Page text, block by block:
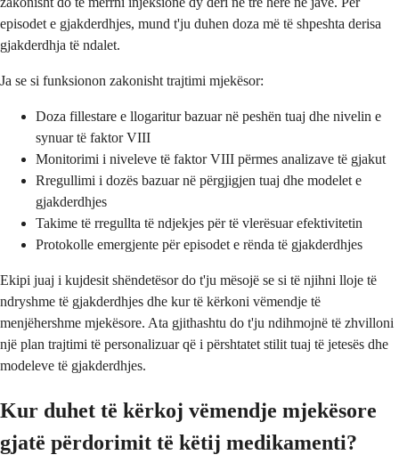
episodet e gjakderdhjes, mund t'ju duhen doza më të shpeshta derisa
gjakderdhja të ndalet.
Ja se si funksionon zakonisht trajtimi mjekësor:
Doza fillestare e llogaritur bazuar në peshën tuaj dhe nivelin e
synuar të faktor VIII
Monitorimi i niveleve të faktor VIII përmes analizave të gjakut
Rregullimi i dozës bazuar në përgjigjen tuaj dhe modelet e
gjakderdhjes
Takime të rregullta të ndjekjes për të vlerësuar efektivitetin
Protokolle emergjente për episodet e rënda të gjakderdhjes
Ekipi juaj i kujdesit shëndetësor do t'ju mësojë se si të njihni lloje të
ndryshme të gjakderdhjes dhe kur të kërkoni vëmendje të
menjëhershme mjekësore. Ata gjithashtu do t'ju ndihmojnë të zhvilloni
një plan trajtimi të personalizuar që i përshtatet stilit tuaj të jetesës dhe
modeleve të gjakderdhjes.
Kur duhet të kërkoj vëmendje mjekësore
gjatë përdorimit të këtij medikamenti?